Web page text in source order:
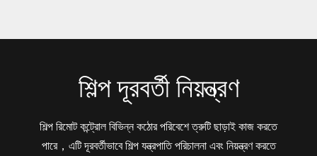
শিল্প দূরবর্তী নিয়ন্ত্রণ
শিল্প রিমোট কন্ট্রোল বিভিন্ন কঠোর পরিবেশে ত্রুটি ছাড়াই কাজ করতে
পারে，এটি দূরবর্তীভাবে শিল্প যন্ত্রপাতি পরিচালনা এবং নিয়ন্ত্রণ করতে